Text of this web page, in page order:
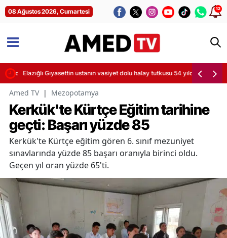
08 Ağustos 2026, Cumartesi 12
Elazığlı Gıyasettin ustanın vasiyet dolu halay tutkusu 54 yıldır sürüyor
Amed TV | Mezopotamya
Kerkük'te Kürtçe Eğitim tarihine
geçti: Başarı yüzde 85
Kerkük'te Kürtçe eğitim gören 6. sınıf mezuniyet
sınavlarında yüzde 85 başarı oranıyla birinci oldu.
Geçen yıl oran yüzde 65'ti.